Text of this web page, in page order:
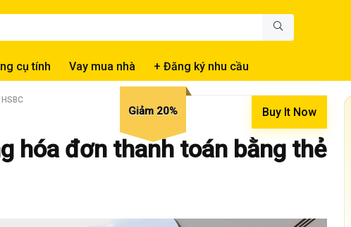
cụ tính Vay mua nhà + Đăng ký nhu cầu
Giảm 20% Buy It Now
hóa đơn thanh toán bằng thẻ